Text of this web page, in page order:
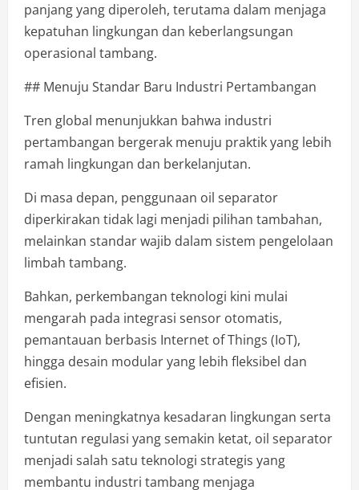
panjang yang diperoleh, terutama dalam menjaga
kepatuhan lingkungan dan keberlangsungan
operasional tambang.
## Menuju Standar Baru Industri Pertambangan
Tren global menunjukkan bahwa industri
pertambangan bergerak menuju praktik yang lebih
ramah lingkungan dan berkelanjutan.
Di masa depan, penggunaan oil separator
diperkirakan tidak lagi menjadi pilihan tambahan,
melainkan standar wajib dalam sistem pengelolaan
limbah tambang.
Bahkan, perkembangan teknologi kini mulai
mengarah pada integrasi sensor otomatis,
pemantauan berbasis Internet of Things (IoT),
hingga desain modular yang lebih fleksibel dan
efisien.
Dengan meningkatnya kesadaran lingkungan serta
tuntutan regulasi yang semakin ketat, oil separator
menjadi salah satu teknologi strategis yang
membantu industri tambang menjaga